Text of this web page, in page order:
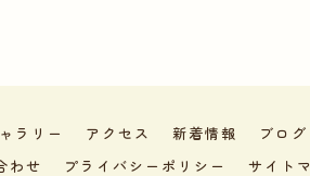
ラリー アクセス 新着情報
ブログ
わせ プライバシーポリシー サイト